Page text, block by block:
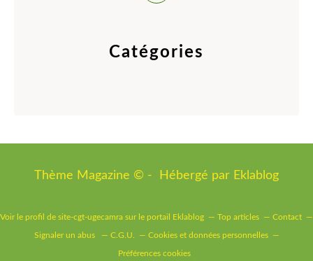
Catégories
Thème Magazine © - Hébergé par Eklablog
Voir le profil de site-cgt-ugecamra sur le portail Eklablog Top articles Contact
Signaler un abus C.G.U. Cookies et données personnelles
Préférences cookies